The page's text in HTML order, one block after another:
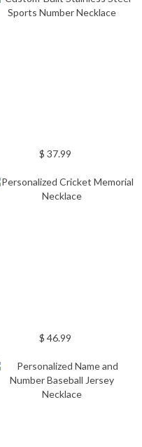
$ 37.99
$ 46.99